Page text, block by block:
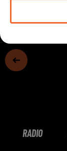
RADIO